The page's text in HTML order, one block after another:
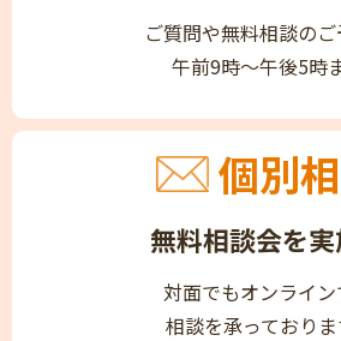
ご質問や無料相談の
午前9時～午後5時
個別
無料相談会を実
対面でもオンライン
相談を承っておりま